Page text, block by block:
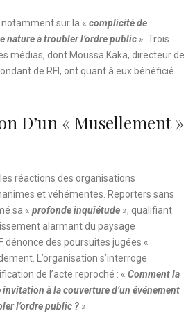
sur la « complicité de
nature à troubler l’ordre public ». Trois
médias, dont Moussa Kaka, directeur de
de RFI, ont quant à eux bénéficié
D’un « Musellement »
réactions des organisations
et véhémentes. Reporters sans
sa « profonde inquiétude », qualifiant
alarmant du paysage
dénonce des poursuites jugées «
L’organisation s’interroge
de l’acte reproché : « Comment la
à la couverture d’un événement
l’ordre public ? »